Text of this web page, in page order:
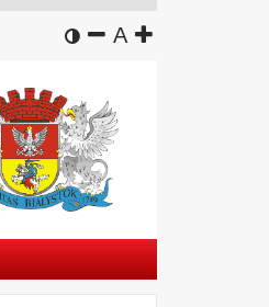
wersja kontrastowa
zmniejsz
Adomyślny
zwiększ